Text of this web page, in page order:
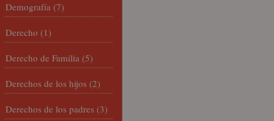
Demografía (7)
Derecho (1)
Derecho de Familia (5)
Derechos de los hijos (2)
Derechos de los padres (3)